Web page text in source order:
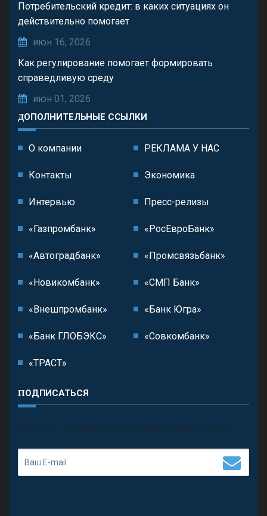
Потребительский кредит: в каких ситуациях он
действительно помогает
июн 16, 2026
Как регулирование помогает формировать
справедливую среду
июн 01, 2026
ДОПОЛНИТЕЛЬНЫЕ ССЫЛКИ
О компании РЕКЛАМА У НАС
Контакты Экономика
Интервью Пресс-релизы
«Газпромбанк» «РосЕвроБанк»
«Автоградбанк» «Промсвязьбанк»
«Новикомбанк» «СМП Банк»
«Внешпромбанк» «Банк Югра»
«Банк ГЛОБЭКС» «Совкомбанк»
«ТРАСТ»
ПОДПИСАТЬСЯ
П олучить последние обновления и предложения.